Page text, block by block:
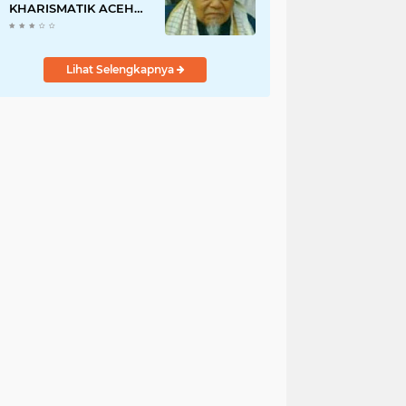
KHARISMATIK ACEH
DAN JUGA ULAMA
Lihat Selengkapnya